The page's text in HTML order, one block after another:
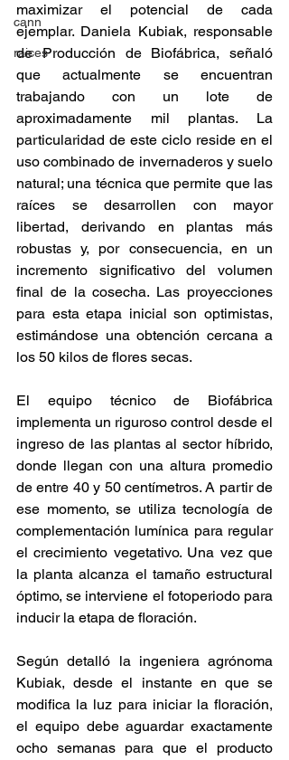
cann
raices
maximizar el potencial de cada
ejemplar. Daniela Kubiak, responsable
de Producción de Biofábrica, señaló
que actualmente se encuentran
trabajando con un lote de
aproximadamente mil plantas. La
particularidad de este ciclo reside en el
uso combinado de invernaderos y suelo
natural; una técnica que permite que las
raíces se desarrollen con mayor
libertad, derivando en plantas más
robustas y, por consecuencia, en un
incremento significativo del volumen
final de la cosecha. Las proyecciones
para esta etapa inicial son optimistas,
estimándose una obtención cercana a
los 50 kilos de flores secas.
El equipo técnico de Biofábrica
implementa un riguroso control desde el
ingreso de las plantas al sector híbrido,
donde llegan con una altura promedio
de entre 40 y 50 centímetros. A partir de
ese momento, se utiliza tecnología de
complementación lumínica para regular
el crecimiento vegetativo. Una vez que
la planta alcanza el tamaño estructural
óptimo, se interviene el fotoperiodo para
inducir la etapa de floración.
Según detalló la ingeniera agrónoma
Kubiak, desde el instante en que se
modifica la luz para iniciar la floración,
el equipo debe aguardar exactamente
ocho semanas para que el producto